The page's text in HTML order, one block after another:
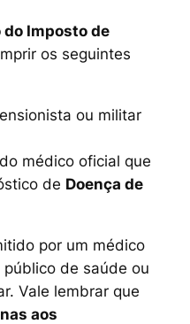
do Imposto de
os seguintes
ou militar
médico oficial que
de Doença de
por um médico
de saúde ou
Vale lembrar que
aos